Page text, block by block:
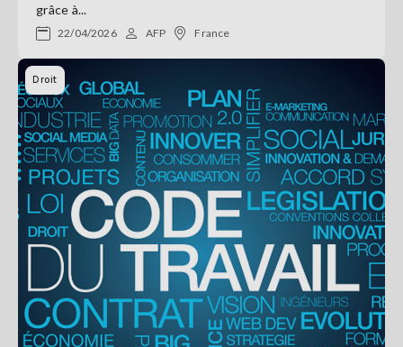
grâce à...
22/04/2026 AFP France
Droit